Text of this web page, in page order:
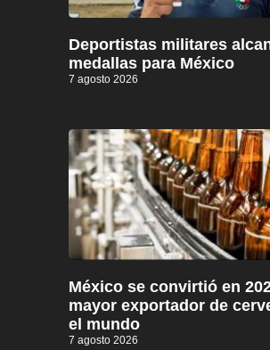
Deportistas militares
medallas para México
7 agosto 2026
México se convirtió en
mayor exportador de
el mundo
7 agosto 2026